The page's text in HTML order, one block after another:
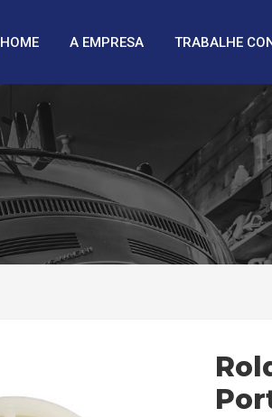
HOME A EMPRESA TRABALHE